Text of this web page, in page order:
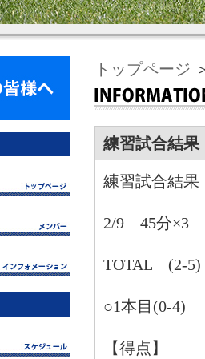
トップページ
練習試合結
練習試合結果
2/9 45分×3
TOTAL (2-5)
○1本目(0-4)
【得点】